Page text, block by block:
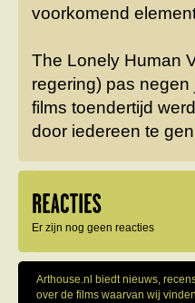
voorkomend
The Lonely Human
regering) pas
films toendertijd
door iedereen te
Er zijn nog geen reacties
Arthouse.nl biedt nieuws,
over de films waarvan wij